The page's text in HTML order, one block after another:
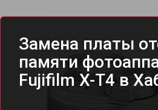
Замена платы
памяти
Fujifilm X-T4 в